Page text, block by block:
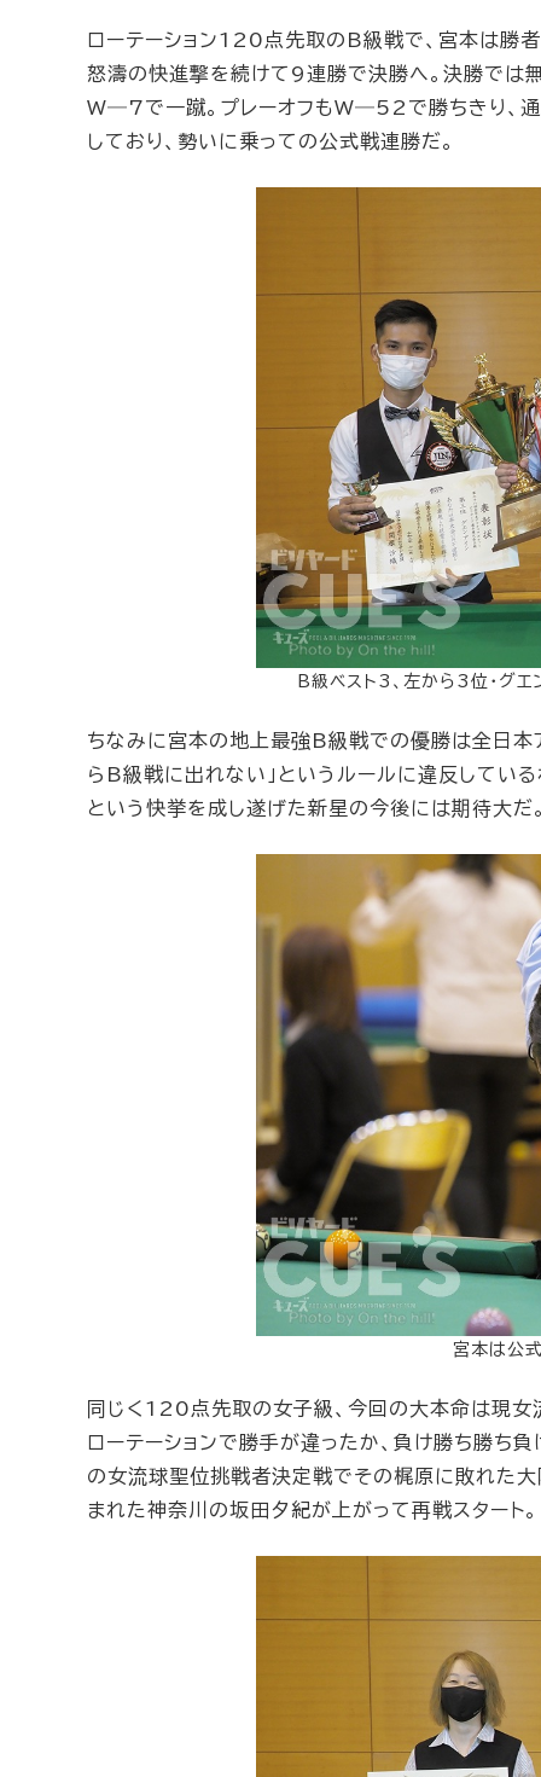
ローテーション120点先取のB級戦で、宮本は勝
怒濤の快進撃を続けて9連勝で決勝へ。決勝では
W―7で一蹴。プレーオフもW―52で勝ちきり、
しており、勢いに乗っての公式戦連勝だ。
B級ベスト3、左から3位・グエン
ちなみに宮本の地上最強B級戦での優勝は全日本
らB級戦に出れない」というルールに違反してい
という快挙を成し遂げた新星の今後には期待大だ
宮本は公
同じく120点先取の女子級、今回の大本命は現
ローテーションで勝手が違ったか、負け勝ち勝ち
の女流球聖位挑戦者決定戦でその梶原に敗れた
まれた神奈川の坂田夕紀が上がって再戦スタート。